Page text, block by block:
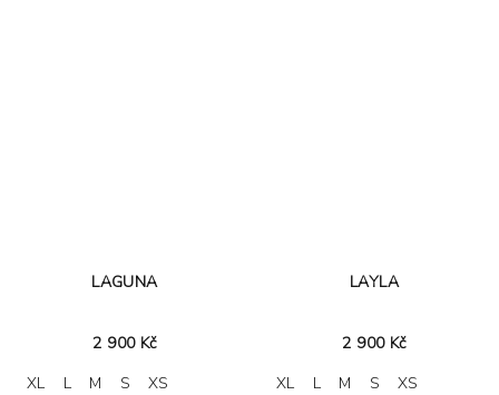
LAGUNA
2 900 Kč
XL
L M S
XS
LAYLA
2 900 Kč
XL
L M S
XS